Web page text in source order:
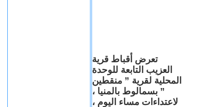
تعرض أقباط قرية
العزيب التابعة للوحدة
المحلية لقرية ” منقطين
” بسمالوط بالمنيا ،
لاعتداءات مساء اليوم ،